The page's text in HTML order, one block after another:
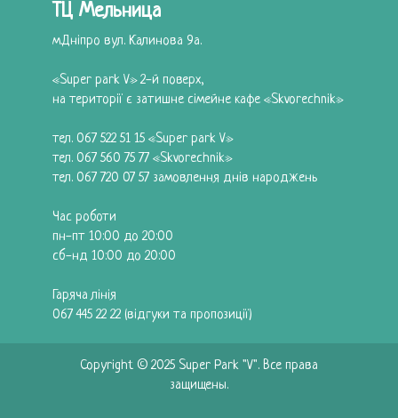
ТЦ Мельница
м.Дніпро вул. Калинова 9а.
«Super park V» 2-й поверх,
на території є затишне сімейне кафе «Skvorechnik»
тел. 067 522 51 15 «Super park V»
тел. 067 560 75 77 «Skvorechnik»
тел. 067 720 07 57 замовлення днів народжень
Час роботи
пн-пт 10:00 до 20:00
сб-нд 10:00 до 20:00
Гаряча лінія
067 445 22 22 (відгуки та пропозиції)
Copyright © 2025 Super Park "V". Все права
защищены.